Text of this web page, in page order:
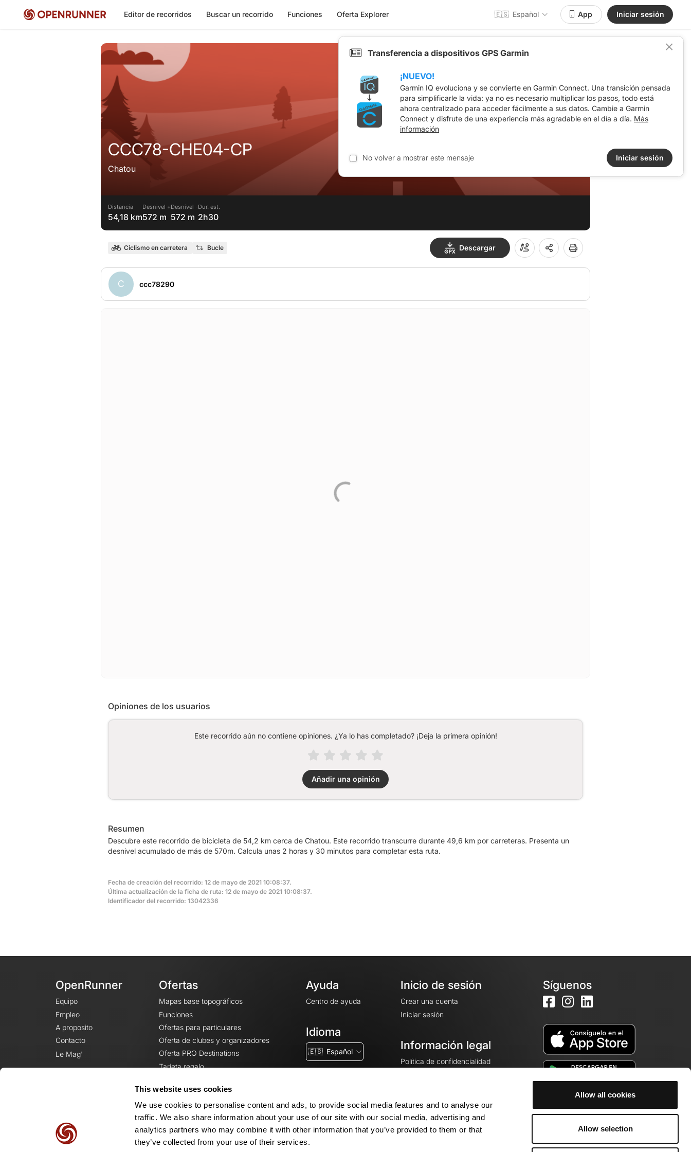
This website uses cookies
We use cookies to personalise content and ads, to provide social media features and to analyse our
traffic. We also share information about your use of our site with our social media, advertising and
analytics partners who may combine it with other information that you’ve provided to them or that
they’ve collected from your use of their services.
Allow all cookies
Allow selection
Editor de recorridos Buscar un recorrido Funciones Oferta Explorer 🇪🇸 Español App Iniciar sesión
CCC78-CHE04-CP
Chatou
Distancia
54,18 km
Desnivel +
572 m
Desnivel -
572 m
Dur. est.
2h30
Ciclismo en carretera Bucle Descargar
C ccc78290
Opiniones de los usuarios
Este recorrido aún no contiene opiniones. ¿Ya lo has completado? ¡Deja la primera opinión!
Añadir una opinión
Resumen
Descubre este recorrido de bicicleta de 54,2 km cerca de Chatou. Este recorrido transcurre durante 49,6 km por carreteras. Presenta un
desnivel acumulado de más de 570m. Calcula unas 2 horas y 30 minutos para completar esta ruta.
Fecha de creación del recorrido: 12 de mayo de 2021 10:08:37.
Última actualización de la ficha de ruta: 12 de mayo de 2021 10:08:37.
Identificador del recorrido: 13042336
OpenRunner
Equipo
Empleo
A proposito
Contacto
Le Mag'
Ofertas
Mapas base topográficos
Funciones
Ofertas para particulares
Oferta de clubes y organizadores
Oferta PRO Destinations
Tarjeta regalo
Ayuda
Centro de ayuda
Idioma
🇪🇸 Español
Inicio de sesión
Crear una cuenta
Iniciar sesión
Información legal
Política de confidencialidad
Avisos legales
Configuración de cookies
Síguenos
Transferencia a dispositivos GPS Garmin
¡NUEVO!
Garmin IQ evoluciona y se convierte en Garmin Connect. Una transición pensada
para simplificarle la vida: ya no es necesario multiplicar los pasos, todo está
ahora centralizado para acceder fácilmente a sus datos. Cambie a Garmin
Connect y disfrute de una experiencia más agradable en el día a día. Más
información
No volver a mostrar este mensaje Iniciar sesión